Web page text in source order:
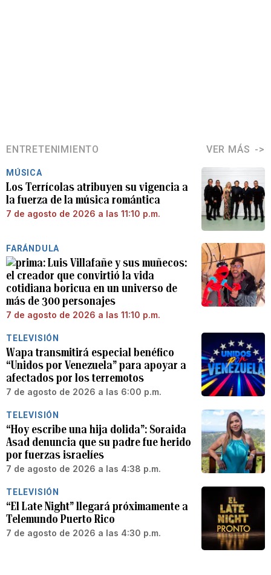
ENTRETENIMIENTO VER MÁS
MÚSICA
Los Terrícolas atribuyen su vigencia a
la fuerza de la música romántica
7 de agosto de 2026 a las 11:10 p.m.
FARÁNDULA
Luis Villafañe y sus muñecos:
el creador que convirtió la vida
cotidiana boricua en un universo de
más de 300 personajes
7 de agosto de 2026 a las 11:10 p.m.
TELEVISIÓN
Wapa transmitirá especial benéfico
“Unidos por Venezuela” para apoyar a
afectados por los terremotos
7 de agosto de 2026 a las 6:00 p.m.
TELEVISIÓN
“Hoy escribe una hija dolida”: Soraida
Asad denuncia que su padre fue herido
por fuerzas israelíes
7 de agosto de 2026 a las 4:38 p.m.
TELEVISIÓN
“El Late Night” llegará próximamente a
Telemundo Puerto Rico
7 de agosto de 2026 a las 4:30 p.m.